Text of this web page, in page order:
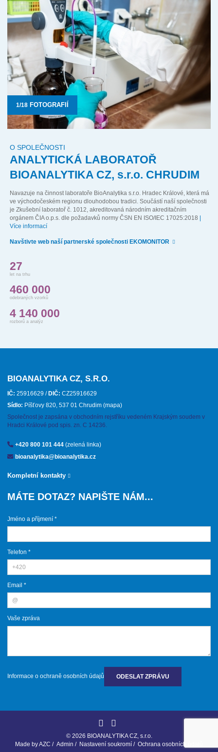
FOTOGRAFIÍ
O SPOLEČNOSTI
ANALYTICKÁ LABORATOŘ
BIOANALYTIKA CZ, s.r.o. CHRUDIM
Navazuje na činnost laboratoře BioAnalytika s.r.o.Hradec Králové, která má
ve východočeském regionu dlouhodobou tradici. Součástí naší společnosti
je Zkušební laboratoř č. 1012, akreditovaná národním akreditačním
orgánem ČIA o.p.s. dle požadavků normy ČSN EN ISO/IEC 17025:2018
Více informací
Navštivte web naší partnerské společnosti EKOMONITOR
27
let na trhu
460 000
odebraných vzorků
4 140 000
rozborů a analýz
BIOANALYTIKA CZ, S.R.O.
IČ: 25916629 /DIČ: CZ25916629
Sídlo: Píšťovy 820, 537 01 Chrudim (mapa)
Společnost je zapsána v obchodním rejstříku vedeném Krajským soudem v
Hradci Králové pod spis. zn. C 14236.
+420 800 101 444 (zelená linka)
bioanalytika@bioanalytika.cz
Kompletní kontakty
MÁTE DOTAZ? NAPIŠTE NÁM...
Jméno a příjmení *
Telefon *
Email *
Vaše zpráva
Informace o ochraně osobních údajů ODESLAT ZPRÁVU
© 2026 BIOANALYTIKA CZ, s.r.o.
Made byAZC / Admin / Nastavení soukromí / Ochrana osobních údajů